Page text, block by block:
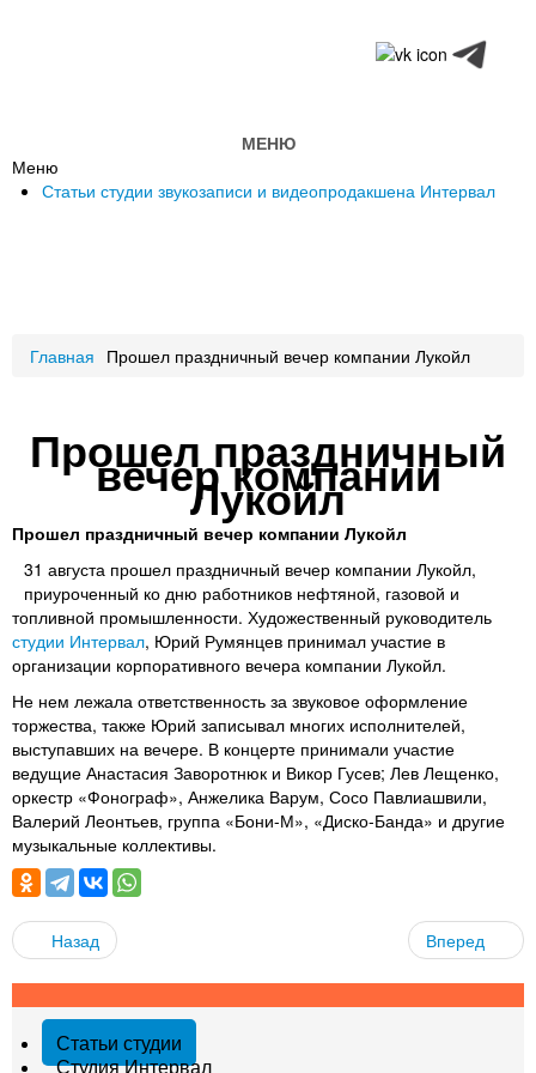
МЕНЮ
Меню
Статьи студии звукозаписи и видеопродакшена Интервал
Главная Прошел праздничный вечер компании Лукойл
Прошел праздничный
вечер компании
Лукойл
Прошел праздничный вечер компании Лукойл
31 августа прошел праздничный вечер компании Лукойл,
приуроченный ко дню работников нефтяной, газовой и
топливной промышленности. Художественный руководитель
студии Интервал, Юрий Румянцев принимал участие в
организации корпоративного вечера компании Лукойл.
Не нем лежала ответственность за звуковое оформление
торжества, также Юрий записывал многих исполнителей,
выступавших на вечере. В концерте принимали участие
ведущие Анастасия Заворотнюк и Викор Гусев; Лев Лещенко,
оркестр «Фонограф», Анжелика Варум, Сосо Павлиашвили,
Валерий Леонтьев, группа «Бони-М», «Диско-Банда» и другие
музыкальные коллективы.
Назад Вперед
Статьи студии
Студия Интервал